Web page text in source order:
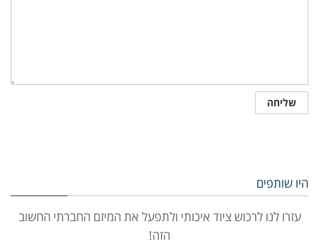
היו שותפים
עזרו לנו לרכוש ציוד איכותי ולתפעל את המיזם החברתי החשוב
הזה!